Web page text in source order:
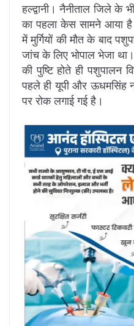
हल्द्वानी। नैनीताल जिले के
का पहला केस सामने आया
में मुर्गियों की मौत के बाद
जांच के लिए भोपाल भेजा
की पुष्टि होते ही पशुपालन
पहले ही यूपी और ऊधमसिंह
पर रोक लगाई गई है।